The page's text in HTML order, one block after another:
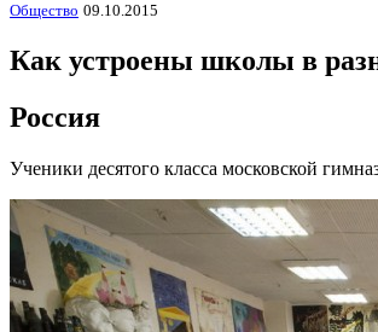
Общество 09.10.2015
Как устроены школы в
Россия
Ученики десятого класса московской